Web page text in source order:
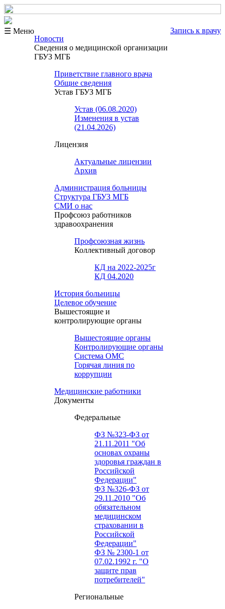
☰ Меню
Запись к врачу
Новости
Сведения о медицинской организации
ГБУЗ МГБ
Приветствие главного врача
Общие сведения
Устав ГБУЗ МГБ
Устав (06.08.2020)
Изменения в устав
(21.04.2026)
Лицензия
Актуальные лицензии
Архив
Администрация больницы
Структура ГБУЗ МГБ
СМИ о нас
Профсоюз работников
здравоохранения
Профсоюзная жизнь
Коллективный договор
КД на 2022-2025г
КД 04.2020
История больницы
Целевое обучение
Вышестоящие и
контролирующие органы
Вышестоящие органы
Контролирующие органы
Система ОМС
Горячая линия по
коррупции
Медицинские работники
Документы
Федеральные
ФЗ №323-ФЗ от
21.11.2011 "Об
основах охраны
здоровья граждан в
Российской
Федерации"
ФЗ №326-ФЗ от
29.11.2010 "Об
обязательном
медицинском
страховании в
Российской
Федерации"
ФЗ № 2300-1 от
07.02.1992 г. "О
защите прав
потребителей"
Региональные